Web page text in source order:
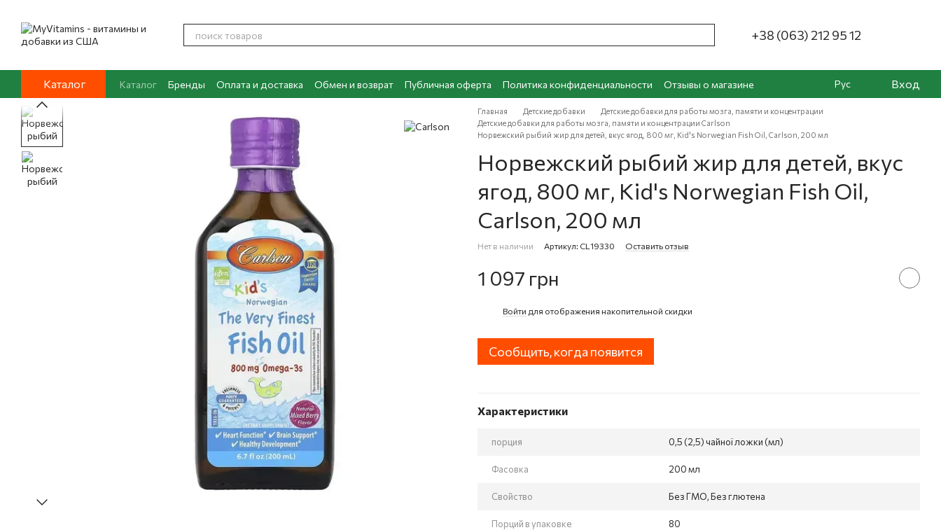
+38 (063) 212 95 12
Каталог Каталог Бренды Оплата и доставка Обмен и возврат Публичная оферта Политика конфиденциальности
Отзывы о магазине
Контакты
О нас Блог
Рус Вход
Главная Детские добавки
Детские добавки для работы мозга, памяти и концентрации
Детские добавки для работы мозга, памяти и концентрации Carlson
Норвежский рыбий жир для детей, вкус ягод, 800 мг, Kid's Norwegian Fish Oil, Carlson, 200 мл
Норвежский рыбий жир для детей, вкус
ягод, 800 мг, Kid's Norwegian Fish Oil,
Carlson, 200 мл
Нет в наличии Артикул: CL19330 Оставить отзыв
1 097 грн
Войти для отображения накопительной скидки
Сообщить, когда появится
Характеристики
порция 0,5 (2,5) чайної ложки (мл)
Фасовка 200 мл
Свойство Без ГМО, Без глютена
Порций в упаковке 80